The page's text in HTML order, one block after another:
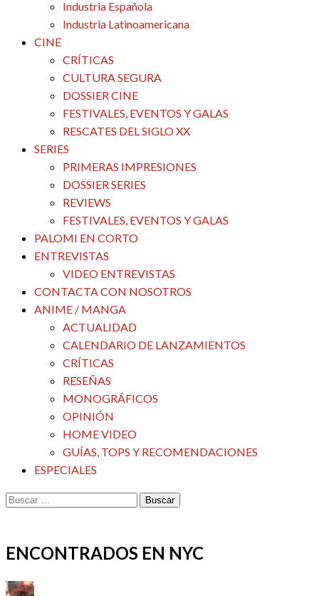
Industria Española
Industria Latinoamericana
CINE
CRÍTICAS
CULTURA SEGURA
DOSSIER CINE
FESTIVALES, EVENTOS Y GALAS
RESCATES DEL SIGLO XX
SERIES
PRIMERAS IMPRESIONES
DOSSIER SERIES
REVIEWS
FESTIVALES, EVENTOS Y GALAS
PALOMI EN CORTO
ENTREVISTAS
VIDEO ENTREVISTAS
CONTACTA CON NOSOTROS
ANIME / MANGA
ACTUALIDAD
CALENDARIO DE LANZAMIENTOS
CRÍTICAS
RESEÑAS
MONOGRÁFICOS
OPINIÓN
HOME VIDEO
GUÍAS, TOPS Y RECOMENDACIONES
ESPECIALES
Buscar:
ENCONTRADOS EN NYC